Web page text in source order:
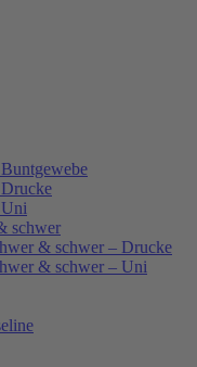
schwer
& schwer – Drucke
& schwer – Uni